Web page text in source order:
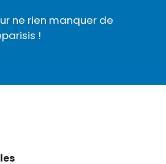
ne rien manquer de
!